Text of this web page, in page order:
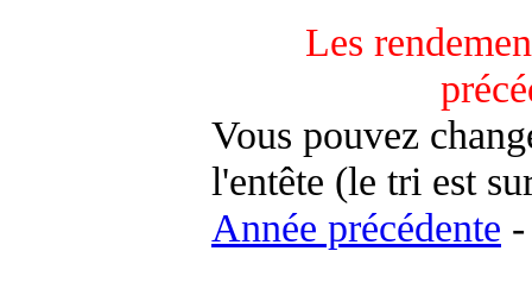
Les
Vous pouvez
l'entête (le tri est
Année précédente